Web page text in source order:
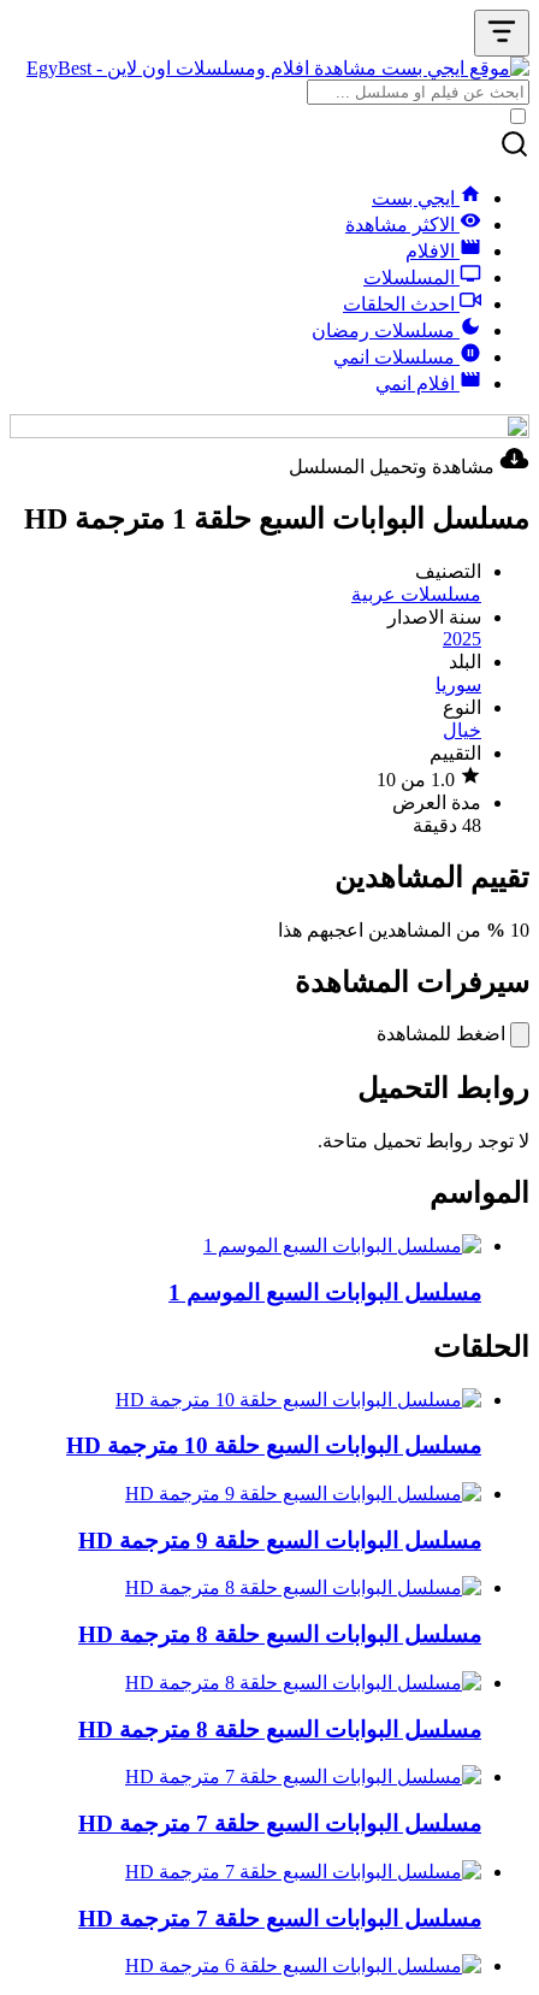
ايجي بست
الاكثر مشاهدة
الافلام
المسلسلات
احدث الحلقات
مسلسلات رمضان
مسلسلات انمي
افلام انمي
مشاهدة وتحميل المسلسل
مسلسل البوابات السبع حلقة 1 مترجمة HD
التصنيف
مسلسلات عربية
سنة الاصدار
2025
البلد
سوريا
النوع
خيال
التقييم
مدة العرض
48 دقيقة
تقييم المشاهدين
10
% من المشاهدين اعجبهم هذا
سيرفرات المشاهدة
اضغط للمشاهدة
روابط التحميل
لا توجد روابط تحميل متاحة.
المواسم
مسلسل البوابات السبع الموسم 1
الحلقات
مسلسل البوابات السبع حلقة 10 مترجمة HD
مسلسل البوابات السبع حلقة 9 مترجمة HD
مسلسل البوابات السبع حلقة 8 مترجمة HD
مسلسل البوابات السبع حلقة 8 مترجمة HD
مسلسل البوابات السبع حلقة 7 مترجمة HD
مسلسل البوابات السبع حلقة 7 مترجمة HD